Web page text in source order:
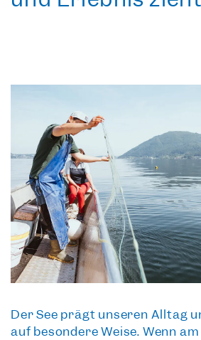
Der See prägt unseren Alltag
auf besondere Weise. Wenn